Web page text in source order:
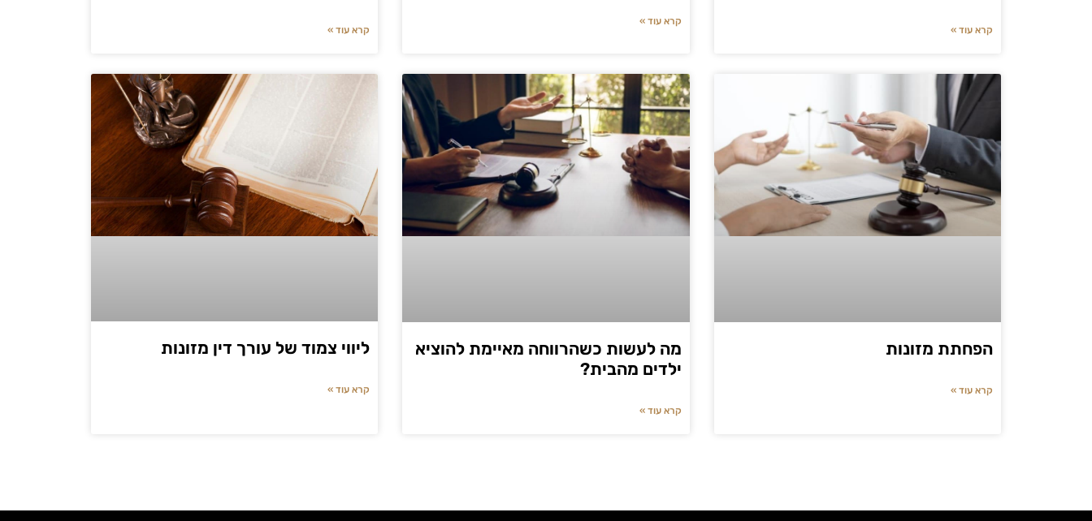
קרא עוד »
קרא עוד »
קרא עוד »
הפחתת מזונות
קרא עוד »
מה לעשות כשהרווחה מאיימת להוציא
ילדים מהבית?
קרא עוד »
ליווי צמוד של עורך דין מזונות
קרא עוד »